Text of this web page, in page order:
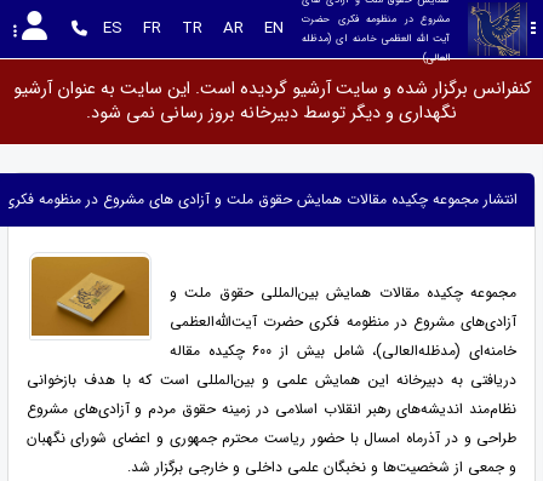
العالی)
EN
AR
TR
FR
ES
کنفرانس برگزار شده و سایت آرشیو گردیده است. این سایت به عنوان آرشیو
نگهداری و دیگر توسط دبیرخانه بروز رسانی نمی شود.
انتشار مجموعه چکیده مقالات همایش حقوق ملت و آزادی های مشروع در منظومه
مجموعه چکیده مقالات همایش بین‌المللی حقوق ملت و
آزادی‌های مشروع در منظومه فکری حضرت آیت‌الله‌العظمی
خامنه‌ای (مدظله‌العالی)، شامل بیش از ۶۰۰ چکیده مقاله
دریافتی به دبیرخانه این همایش علمی و بین‌المللی است که با هدف بازخوانی
نظام‌مند اندیشه‌های رهبر انقلاب اسلامی در زمینه حقوق مردم و آزادی‌های مشروع
طراحی و در آذرماه امسال با حضور ریاست محترم جمهوری و اعضای شورای نگهبان
و جمعی از شخصیت‌ها و نخبگان علمی داخلی و خارجی برگزار شد.